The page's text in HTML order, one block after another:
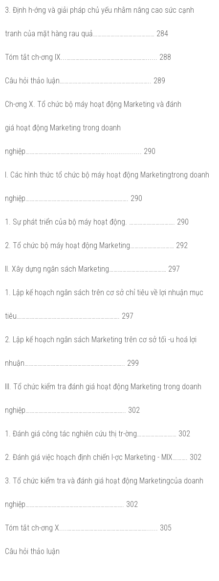
3. Định h-ớng và giải pháp chủ yếu nhằm nâng cao sức cạnh
tranh của mặt hàng rau quả…………………………………… 284
Tóm tắt ch-ơng IX...………………………………………………...... 288
Câu hỏi thảo luận…………………………………………………….. 289
Ch-ơng X. Tổ chức bộ máy hoạt động Marketing và đánh
giá hoạt động Marketing trong doanh
nghiệp………………………………………………................... 290
I. Các hình thức tổ chức bộ máy hoạt động Marketingtrong doanh
nghiệp……………………………………………………………. 290
1. Sự phát triển của bộ máy hoạt động. …………………………. 290
2. Tổ chức bộ máy hoạt động Marketing………………………… 292
II. Xây dựng ngân sách Marketing………………………………… 297
1. Lập kế hoạch ngân sách trên cơ sở chỉ tiêu về lợi nhuận mục
tiêu……………………………………………………………. 297
2. Lập kế hoạch ngân sách Marketing trên cơ sở tối -u hoá lợi
nhuận………………………………………………………….. 299
III. Tổ chức kiểm tra đánh giá hoạt động Marketing trong doanh
nghiệp………………………………………………………….. 302
1. Đánh giá công tác nghiên cứu thị tr-ờng……………………… 302
2. Đánh giá việc hoạch định chiến l-ợc Marketing - MIX………. 302
3. Tổ chức kiểm tra và đánh giá hoạt động Marketingcủa doanh
nghiệp…………………………………………………………. 302
Tóm tắt ch-ơng X....………………………………………………...... 305
Câu hỏi thảo luận